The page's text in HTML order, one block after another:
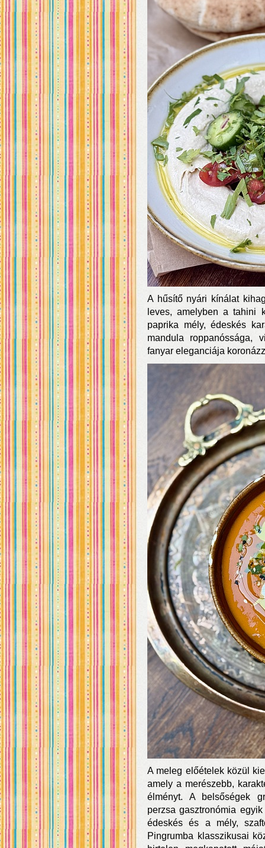
A hűsítő nyári kínálat
leves, amelyben a tahini
paprika mély, édeskés
mandula roppanóssága,
fanyar eleganciája
A meleg előételek közül
amely a merészebb,
élményt. A belsőségek
perzsa gasztronómia
édeskés és a mély,
Pingrumba klasszikusai